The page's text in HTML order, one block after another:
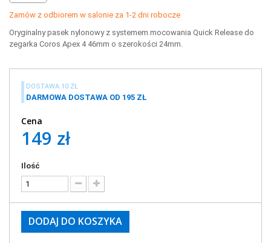
Zamów z odbiorem w salonie za 1-2 dni robocze
Oryginalny pasek nylonowy z systemem mocowania Quick Release do
zegarka Coros Apex 4 46mm o szerokości 24mm.
DOSTAWA 10 ZŁ
DARMOWA DOSTAWA OD 195 ZŁ
Cena
149 zł
Ilość
DODAJ DO KOSZYKA